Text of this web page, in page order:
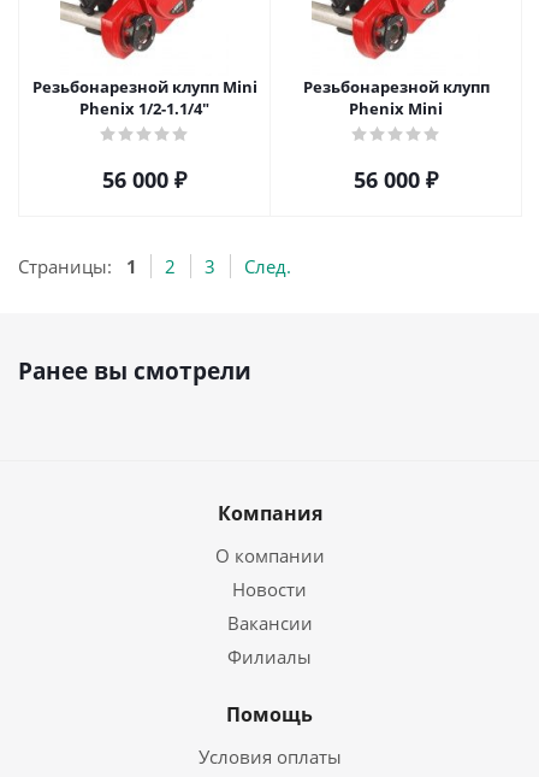
Резьбонарезной клупп Mini
Phenix 1/2-1.1/4"
56 000 ₽
Резьбонарезной клупп
Phenix Mini
56 000 ₽
Страницы: 1 2 3 След.
Ранее вы смотрели
Компания
О компании
Новости
Вакансии
Филиалы
Помощь
Условия оплаты